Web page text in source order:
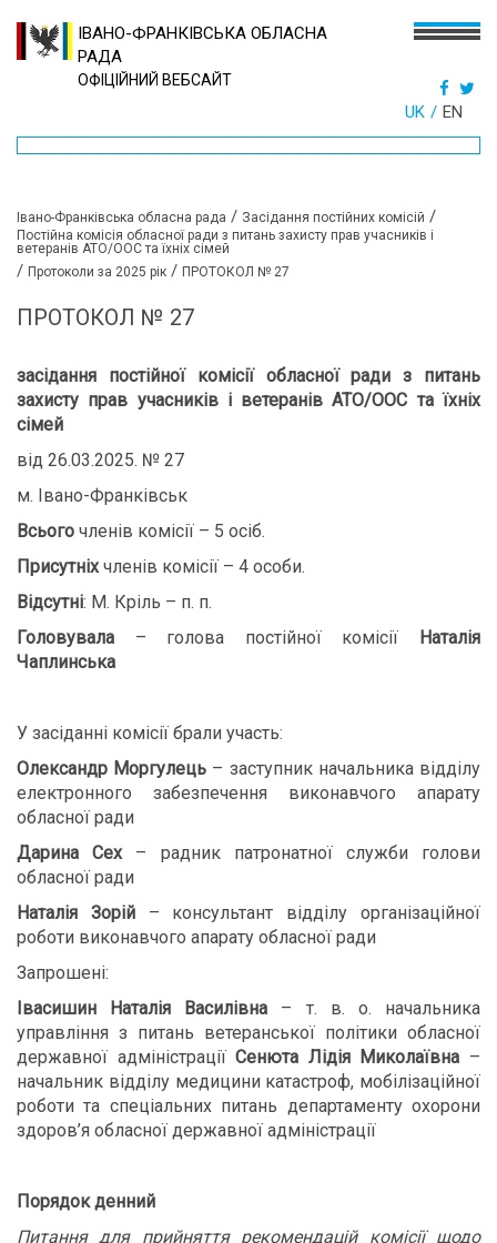
ІВАНО-ФРАНКІВСЬКА ОБЛАСНА
РАДА
ОФІЦІЙНИЙ ВЕБСАЙТ
UK EN
Івано-Франківська обласна рада / Засідання постійних комісій /
Постійна комісія обласної ради з питань захисту прав учасників і
ветеранів АТО/ООС та їхніх сімей
/ Протоколи за 2025 рік / ПРОТОКОЛ № 27
ПРОТОКОЛ № 27
засідання постійної комісії обласної ради з питань
захисту прав учасників і ветеранів АТО/ООС та їхніх
сімей
від 26.03.2025. № 27
м. Івано-Франківськ
Всього членів комісії – 5 осіб.
Присутніхчленів комісії – 4 особи.
Відсутні: М. Кріль – п. п.
Головувала – голова постійної комісії
Наталія
Чаплинська
У засіданні комісії брали участь:
Олександр Моргулець – заступник начальника відділу
електронного забезпечення виконавчого апарату
обласної ради
Дарина Сех – радник патронатної служби голови
обласної ради
Наталія Зорій– консультант відділу організаційної
роботи виконавчого апарату обласної ради
Запрошені:
Івасишин Наталія Василівна – т. в. о. начальника
управління з питань ветеранської політики обласної
державної адміністраціїСенюта Лідія Миколаївна –
начальник відділу медицини катастроф, мобілізаційної
роботи та спеціальних питань департаменту охорони
здоров’я обласної державної адміністрації
Порядок денний
Питання для прийняття рекомендацій комісії щодо